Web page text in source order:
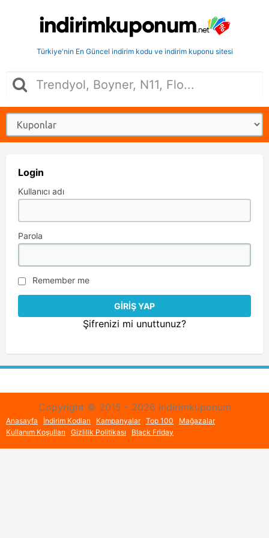
Türkiye'nin En Güncel indirim kodu ve indirim kuponu sitesi
Login
Kullanıcı adı
Parola
Remember me
Şifrenizi mi unuttunuz?
Copyright © 2015 - 2026 indirimkuponum
Anasayfa İndirim Kodları Kampanyalar Top 100
Mağazalar
Kullanım Koşulları
Gizlilik Politikası Black Friday